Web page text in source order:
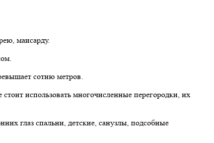
мансарду.
сотню метров.
использовать многочисленные перегородки, их
глаз спальни, детские, санузлы, подсобные